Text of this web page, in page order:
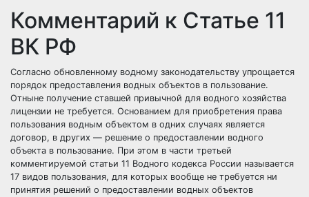
Комментарий к Статье 11
ВК РФ
Согласно обновленному водному законодательству упрощается
порядок предоставления водных объектов в пользование.
Отныне получение ставшей привычной для водного хозяйства
лицензии не требуется. Основанием для приобретения права
пользования водным объектом в одних случаях является
договор, в других — решение о предоставлении водного
объекта в пользование. При этом в части третьей
комментируемой статьи 11 Водного кодекса России называется
17 видов пользования, для которых вообще не требуется ни
принятия решений о предоставлении водных объектов